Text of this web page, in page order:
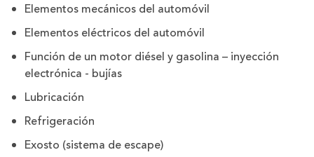
Elementos mecánicos del automóvil
Elementos eléctricos del automóvil
Función de un motor diésel y gasolina – inyección
electrónica - bujías
Lubricación
Refrigeración
Exosto (sistema de escape)